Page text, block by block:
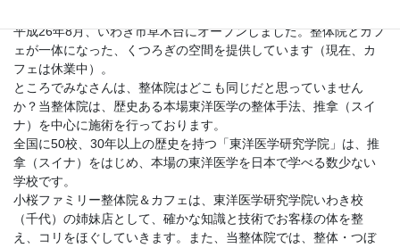
平成26年8月、いわき市草木台にオープンしました。整体院とカフ
ェが一体になった、くつろぎの空間を提供しています（現在、カ
フェは休業中）。
ところでみなさんは、整体院はどこも同じだと思っていません
か？当整体院は、歴史ある本場東洋医学の整体手法、推拿（スイ
ナ）を中心に施術を行っております。
全国に50校、30年以上の歴史を持つ「東洋医学研究学院」は、推
拿（スイナ）をはじめ、本場の東洋医学を日本で学べる数少ない
学校です。
小桜ファミリー整体院＆カフェは、東洋医学研究学院いわき校
（千代）の姉妹店として、確かな知識と技術でお客様の体を整
え、コリをほぐしていきます。また、当整体院では、整体・つぼ